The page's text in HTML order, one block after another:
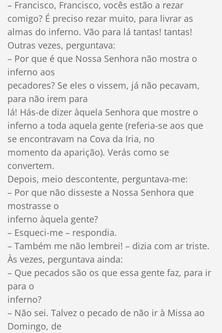
– Francisco, Francisco, vocês estão a rezar
comigo? É preciso rezar muito, para livrar as
almas do inferno. Vão para lá tantas! tantas!
Outras vezes, perguntava:
– Por que é que Nossa Senhora não mostra o
inferno aos
pecadores? Se eles o vissem, já não pecavam,
para não irem para
lá! Hás-de dizer àquela Senhora que mostre o
inferno a toda aquela gente (referia-se aos que
se encontravam na Cova da Iria, no
momento da aparição). Verás como se
convertem.
Depois, meio descontente, perguntava-me:
– Por que não disseste a Nossa Senhora que
mostrasse o
inferno àquela gente?
– Esqueci-me – respondia.
– Também me não lembrei! – dizia com ar triste.
Às vezes, perguntava ainda:
– Que pecados são os que essa gente faz, para ir
para o
inferno?
– Não sei. Talvez o pecado de não ir à Missa ao
Domingo, de